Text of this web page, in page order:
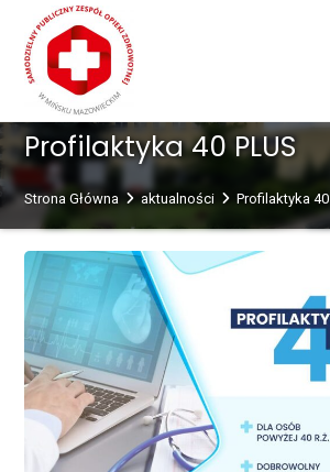
treści
content
Profilaktyka 40 PLUS
Strona Główna aktualności Profilaktyka 40